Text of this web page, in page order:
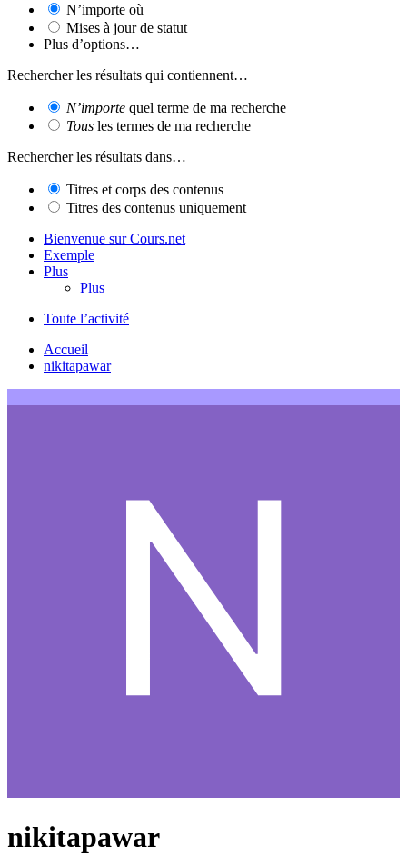
N’importe où
Mises à jour de statut
Plus d’options…
Rechercher les résultats qui contiennent…
N’importe quel terme de ma recherche
Tous les termes de ma recherche
Rechercher les résultats dans…
Titres et corps des contenus
Titres des contenus uniquement
Bienvenue sur Cours.net
Exemple
Plus
Plus
Toute l’activité
Accueil
nikitapawar
nikitapawar